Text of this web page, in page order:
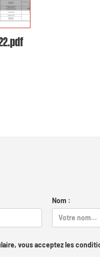
Nom :
vous acceptez les